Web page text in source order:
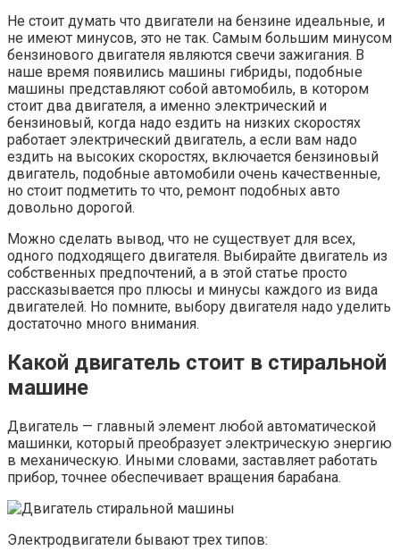
Не стоит думать что двигатели на бензине идеальные, и
не имеют минусов, это не так. Самым большим минусом
бензинового двигателя являются свечи зажигания. В
наше время появились машины гибриды, подобные
машины представляют собой автомобиль, в котором
стоит два двигателя, а именно электрический и
бензиновый, когда надо ездить на низких скоростях
работает электрический двигатель, а если вам надо
ездить на высоких скоростях, включается бензиновый
двигатель, подобные автомобили очень качественные,
но стоит подметить то что, ремонт подобных авто
довольно дорогой.
Можно сделать вывод, что не существует для всех,
одного подходящего двигателя. Выбирайте двигатель из
собственных предпочтений, а в этой статье просто
рассказывается про плюсы и минусы каждого из вида
двигателей. Но помните, выбору двигателя надо уделить
достаточно много внимания.
Какой двигатель стоит в стиральной
машине
Двигатель — главный элемент любой автоматической
машинки, который преобразует электрическую энергию
в механическую. Иными словами, заставляет работать
прибор, точнее обеспечивает вращения барабана.
Электродвигатели бывают трех типов: